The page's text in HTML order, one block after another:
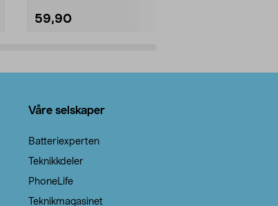
59,90
Våre selskaper
Batteriexperten
Teknikkdeler
PhoneLife
Teknikmagasinet